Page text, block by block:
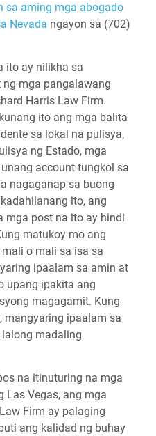
sa aming mga abogado
Nevada ngayon sa (702)
ito ay nilikha sa
mga pangalawang
Harris Law Firm.
ito ang mga balita
sa lokal na pulisya,
ng Estado, mga
account tungkol sa
nagaganap sa buong
ito, ang
mga post na ito ay hindi
matukoy mo ang
o mali sa isa sa
ipaalam sa amin at
upang ipakita ang
magagamit. Kung
mangyaring ipaalam sa
madaling
na itinuturing na mga
Las Vegas, ang mga
Firm ay palaging
ang kalidad ng buhay